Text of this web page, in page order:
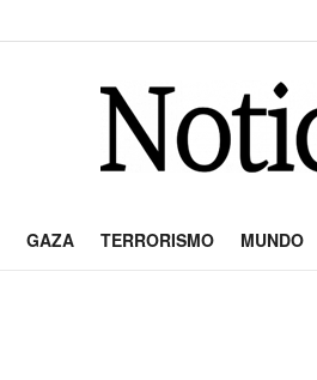
GAZA TERRORISMO MUNDO